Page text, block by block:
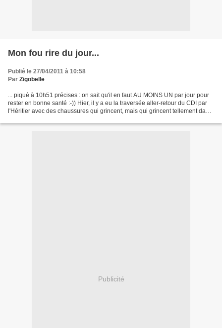
Mon fou rire du jour...
Publié le 27/04/2011 à 10:58
Par Zigobelle
... piqué à 10h51 précises : on sait qu'il en faut AU MOINS UN par jour pour
rester en bonne santé :-)) Hier, il y a eu la traversée aller-retour du CDI par
l'Héritier avec des chaussures qui grincent, mais qui grincent tellement dans
Publicité